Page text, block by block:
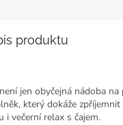
produktu
jen obyčejná nádoba
který dokáže
i večerní relax s čajem.